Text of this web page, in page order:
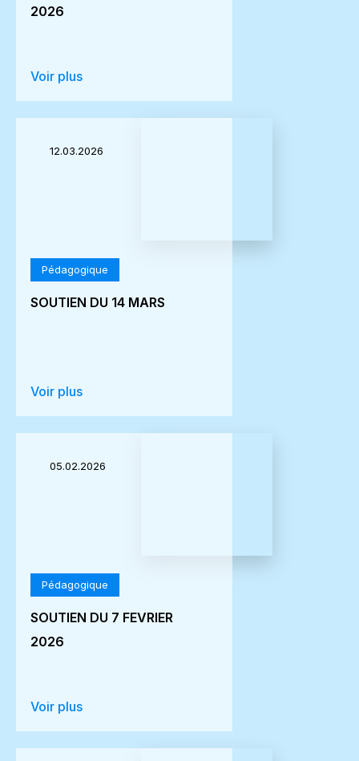
2026
Voir plus
12.03.2026
Pédagogique
SOUTIEN DU 14 MARS
Voir plus
05.02.2026
Pédagogique
SOUTIEN DU 7 FEVRIER
2026
Voir plus